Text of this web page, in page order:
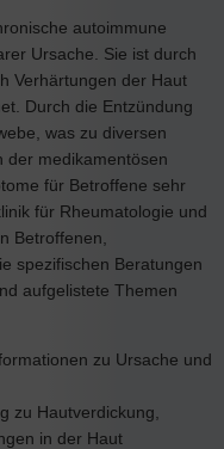
autoimmune
Ursache. Sie ist durch
Verhärtungen der Haut
Durch die Entzündung
was zu diversen
der medikamentösen
für Betroffene sehr
für Rheumatologie und
Betroffenen,
spezifischen Beratungen
aufgelistete Themen
zu Ursache und
zu Hautverdickung,
in der Haut